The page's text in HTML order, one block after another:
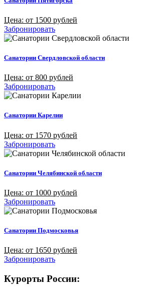
Цена: от 1500 рублей
Забронировать
Санатории Свердловской области
Цена: от 800 рублей
Забронировать
Санатории Карелии
Цена: от 1570 рублей
Забронировать
Санатории Челябинской области
Цена: от 1000 рублей
Забронировать
Санатории Подмосковья
Цена: от 1650 рублей
Забронировать
Курорты России: